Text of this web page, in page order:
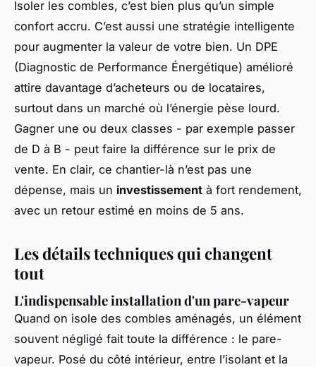
Isoler les combles, c’est bien plus qu’un simple
confort accru. C’est aussi une stratégie intelligente
pour augmenter la valeur de votre bien. Un DPE
(Diagnostic de Performance Énergétique) amélioré
attire davantage d’acheteurs ou de locataires,
surtout dans un marché où l’énergie pèse lourd.
Gagner une ou deux classes - par exemple passer
de D à B - peut faire la différence sur le prix de
vente. En clair, ce chantier-là n’est pas une
dépense, mais un investissement à fort rendement,
avec un retour estimé en moins de 5 ans.
Les détails techniques qui changent
tout
L'indispensable installation d'un pare-vapeur
Quand on isole des combles aménagés, un élément
souvent négligé fait toute la différence : le pare-
vapeur. Posé du côté intérieur, entre l’isolant et la